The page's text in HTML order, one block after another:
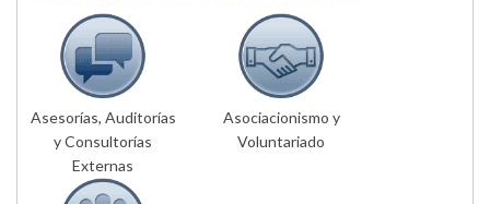
Asesorías, Auditorías
y Consultorías
Externas
Asociacionismo y
Voluntariado